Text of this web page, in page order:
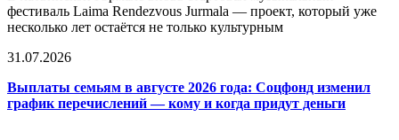
фестиваль Laima Rendezvous Jurmala — проект, который уже
несколько лет остаётся не только культурным
31.07.2026
Выплаты семьям в августе 2026 года: Соцфонд изменил
график перечислений — кому и когда придут деньги